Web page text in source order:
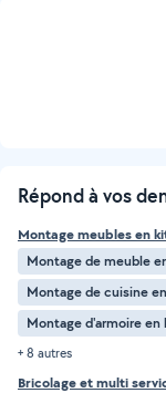
Répond à vos
Montage meubles en
Montage de meuble
Montage de cuisine
Montage d'armoire en
+ 8 autres
Bricolage et multi